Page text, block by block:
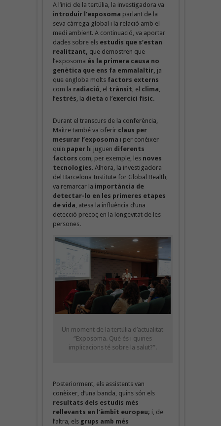
A l’inici de la tertúlia, la investigadora va
introduir l’exposoma parlant de la
seva càrrega global i la relació amb el
medi ambient. A continuació, va aportar
dades sobre els estudis que s’estan
realitzant, que demostren que
l’exposoma és la primera causa no
genètica que ens fa emmalaltir, ja
que engloba moltsfactors externs
com la radiació , el trànsit , el clima
l’estrès , la dieta o l’exercici físic.
Durant el transcurs de la conferència,
Maitre també va oferir claus per
mesurar l’exposoma i per conèixer
quin paperhi juguen diferents
factors com, per exemple, les noves
tecnologies. Alhora, la investigadora
del Barcelona Institute for Global Health,
va remarcar la importància de
detectar-lo en les primeres etapes
de vida , atesa la influència d’una
detecció precoç en la longevitat de les
persones.
Un moment de la tertúlia d’actualitat
“Exposoma. Què és i quines
implicacions té sobre la salut?”.
Posteriorment, els assistents van
conèixer, d’una banda, quins són els
resultats dels estudis més
rellevants en l’àmbit europeu; i, de
l’altra, els grups amb més